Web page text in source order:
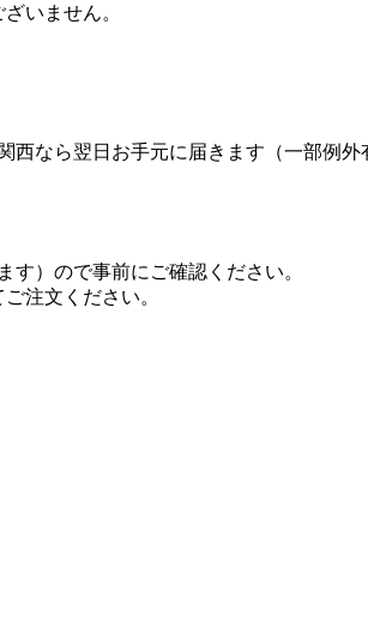
いません。
なら翌日お手元に届きます（一部例外
）ので事前にご確認ください。
注文ください。